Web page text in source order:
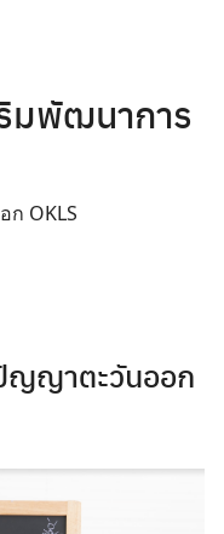
ริมพัฒนาการ
OKLS
ญญาตะวันออก